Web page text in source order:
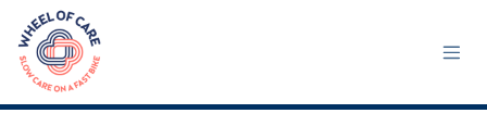
Se rendre au contenu